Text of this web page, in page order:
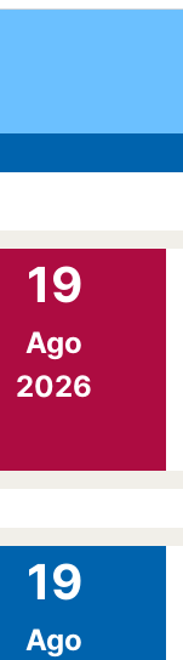
19
Ago
2026
19
Ago